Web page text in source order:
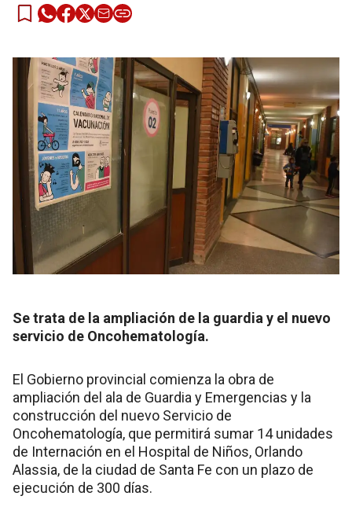
Se trata de la ampliación de la guardia y el nuevo
servicio de Oncohematología.
El Gobierno provincial comienza la obra de
ampliación del ala de Guardia y Emergencias y la
construcción del nuevo Servicio de
Oncohematología, que permitirá sumar 14 unidades
de Internación en el Hospital de Niños, Orlando
Alassia, de la ciudad de Santa Fe con un plazo de
ejecución de 300 días.